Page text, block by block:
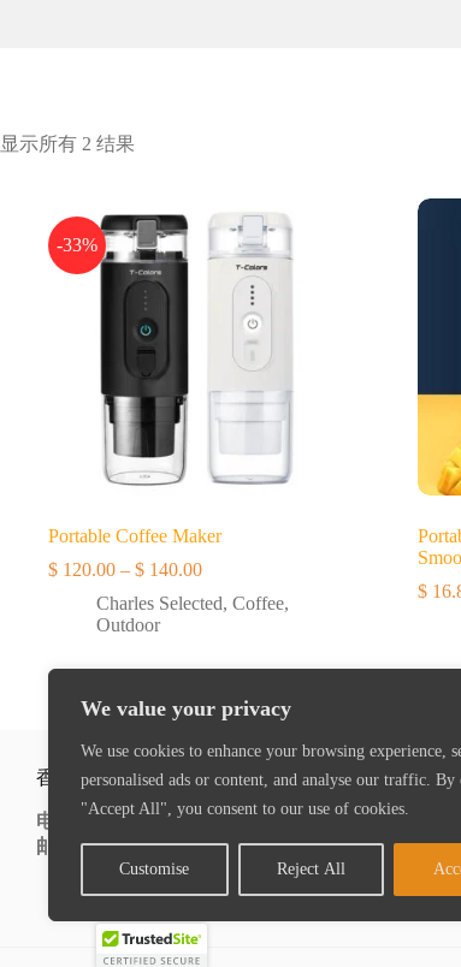
We value your privacy
We use cookies to enhance your browsing experience,
personalised ads or content, and analyse our traffic.
"Accept All", you consent to our use of cookies.
Customise Reject All
显示所有 2 结果
-33%
Portable Coffee Maker
$ 120.00 – $ 140.00价
格
$ 120.00
$ 140.00
Charles Selected, Coffee,
Outdoor
$
香港办公室
电话
: +852 2416 5133
邮箱
: inquiry@sapl.com.hk
嘉兴
电话
:
邮箱: